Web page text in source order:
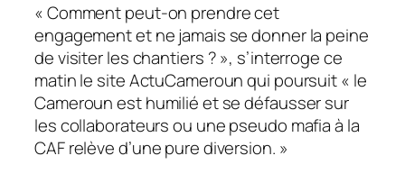
«Comment peut-on prendre cet
engagement et ne jamais se donner la peine
de visiter les chantiers ? », s’interroge ce
matin le site ActuCameroun qui poursuit « le
Cameroun est humilié et se défausser sur
les collaborateurs ou une pseudo mafia à la
CAF relève d’une pure diversion. »